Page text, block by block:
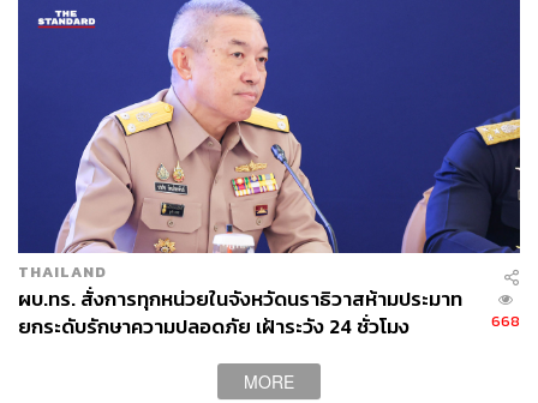
TAGS: กองทัพเรือ
ป้อมวิไชยประสิทธิ์
พิพิธภัณฑ์อู่เรือหลวงเฉลิมพระเกียรติ 84 พรรษา
อู่ทหารเรือธนบุรี
กรมอู่ทหารเรือ
ปืนใหญ่
ปืนประจำเรือรบโบราณ
ป้อมวิไชยเยนทร์
THAILAND
ผบ.ทร. สั่งการทุกหน่วยในจังหวัดนราธิวาสห้ามประมาท
ยกระดับรักษาความปลอดภัย เฝ้าระวัง 24 ชั่วโมง
668
MORE